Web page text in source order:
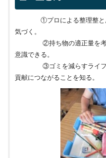
①プロによる整理整とん
気づく。
②持ち物の適正量を考え
意識できる。
③ゴミを減らすライフス
貢献につながることを知る。